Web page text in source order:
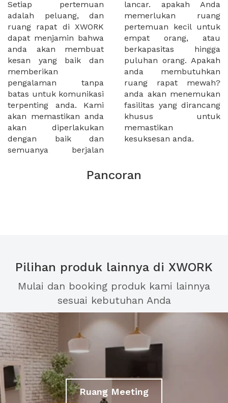
Setiap pertemuan
adalah peluang, dan
ruang rapat di XWORK
dapat menjamin bahwa
anda akan membuat
kesan yang baik dan
memberikan
pengalaman tanpa
batas untuk komunikasi
terpenting anda. Kami
akan memastikan anda
akan diperlakukan
dengan baik dan
semuanya berjalan
lancar. apakah Anda
memerlukan ruang
pertemuan kecil untuk
empat orang, atau
berkapasitas hingga
puluhan orang. Apakah
anda membutuhkan
ruang rapat mewah?
anda akan menemukan
fasilitas yang dirancang
khusus untuk
memastikan
kesuksesan anda.
Pancoran
Pilihan produk lainnya di XWORK
Mulai dan booking produk kami lainnya
sesuai kebutuhan Anda
Ruang Meeting